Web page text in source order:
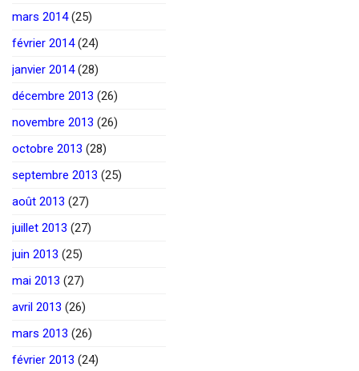
mars 2014(25)
février 2014(24)
janvier 2014(28)
décembre 2013 (26)
novembre 2013 (26)
octobre 2013 (28)
septembre 2013 (25)
août 2013 (27)
juillet 2013 (27)
juin 2013 (25)
mai 2013 (27)
avril 2013 (26)
mars 2013 (26)
février 2013 (24)